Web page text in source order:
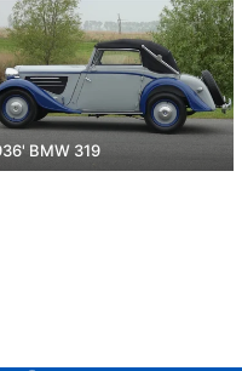
BMW 319